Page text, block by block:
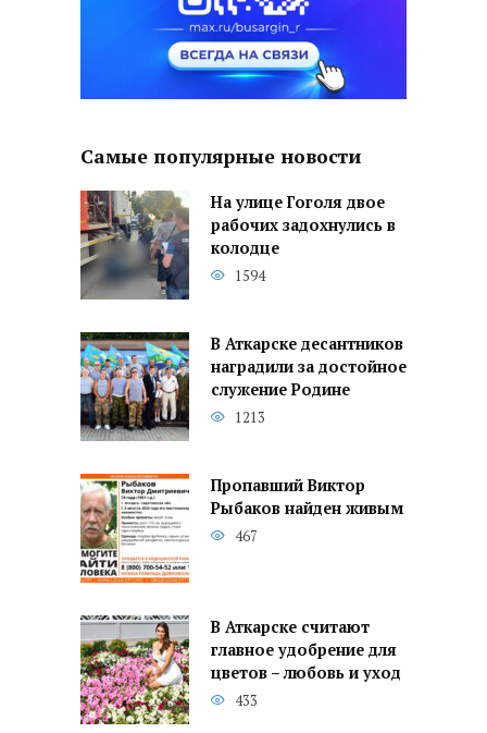
Самые популярные новости
На улице Гоголя двое
рабочих задохнулись в
колодце
1594
В Аткарске десантников
наградили за достойное
служение Родине
1213
Пропавший Виктор
Рыбаков найден живым
467
В Аткарске считают
главное удобрение для
цветов – любовь и уход
433